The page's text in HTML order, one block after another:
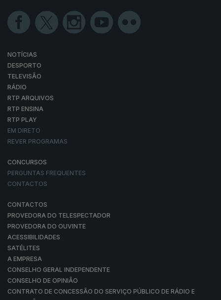
NOTÍCIAS
DESPORTO
TELEVISÃO
RÁDIO
RTP ARQUIVOS
RTP ENSINA
RTP PLAY
EM DIRETO
REVER PROGRAMAS
CONCURSOS
PERGUNTAS FREQUENTES
CONTACTOS
CONTACTOS
PROVEDORA DO TELESPECTADOR
PROVEDORA DO OUVINTE
ACESSIBILIDADES
SATÉLITES
A EMPRESA
CONSELHO GERAL INDEPENDENTE
CONSELHO DE OPINIÃO
CONTRATO DE CONCESSÃO DO SERVIÇO PÚBLICO DE RÁDIO E